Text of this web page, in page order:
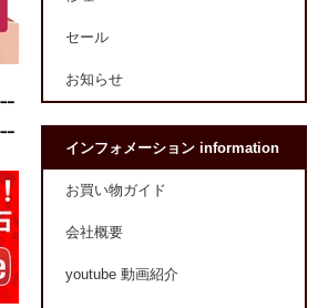
セール
お知らせ
インフォメーション information
お買い物ガイド
会社概要
youtube 動画紹介